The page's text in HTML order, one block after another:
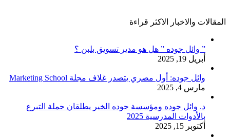
المقالات والاخبار الاكثر قراءة
” وائل جوده ” هل هو مدير تسويق بلبن ؟
أبريل 19, 2025
وائل جوده: أول مصري يتصدر غلاف مجلة Marketing School
مارس 4, 2025
د. وائل جوده ومؤسسة جوده الخير يطلقان حملة التبرع
بالأدوات المدرسية 2025
أكتوبر 15, 2025